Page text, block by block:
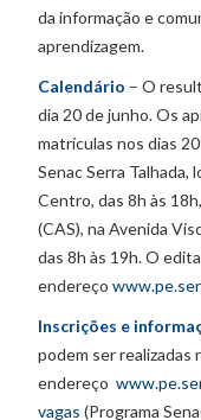
da informação e
aprendizagem.
Calendário – O
dia 20 de junho. Os
matrículas nos dias
Senac Serra Talhada,
Centro, das 8h às
(CAS), na Avenida
das 8h às 19h. O
endereço
Inscrições e
podem ser realizadas
endereço
vagas (Programa